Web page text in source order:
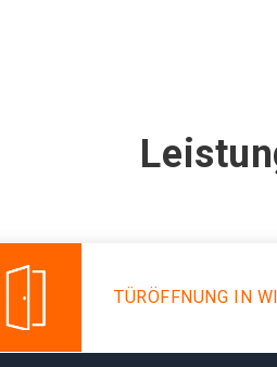
TÜRÖFFNUNG IN